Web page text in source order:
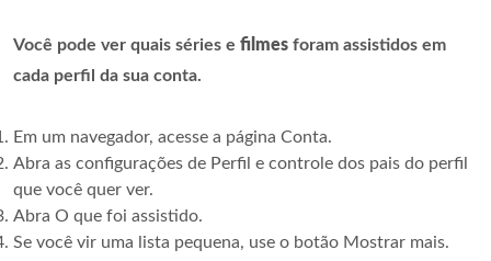
Você pode ver quais séries e filmes foram assistidos em
cada perfil da sua conta.
Em um navegador, acesse a página Conta.
Abra as configurações de Perfil e controle dos pais do perfil
que você quer ver.
Abra O que foi assistido.
Se você vir uma lista pequena, use o botão Mostrar mais.